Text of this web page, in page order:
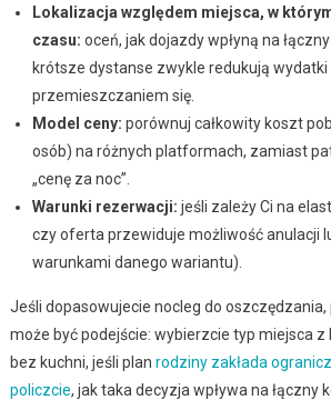
Lokalizacja względem miejsca, w
czasu: oceń, jak dojazdy wpłyną na
krótsze dystanse zwykle redukują
przemieszczaniem się.
Model ceny: porównuj całkowity koszt
osób) na różnych platformach, zamiast
„cenę za noc”.
Warunki rezerwacji: jeśli zależy Ci na
czy oferta przewiduje możliwość anulacji
warunkami danego wariantu).
Jeśli dopasowujecie nocleg do
może być podejście: wybierzcie typ miejsca
bez kuchni, jeśli plan rodziny zakłada
policzcie, jak taka decyzja wpływa na łączny